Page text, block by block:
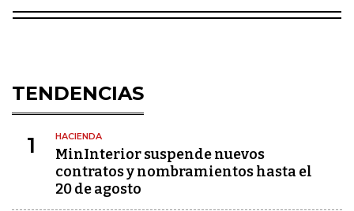
TENDENCIAS
1 HACIENDA
MinInterior suspende nuevos
contratos y nombramientos hasta el
20 de agosto